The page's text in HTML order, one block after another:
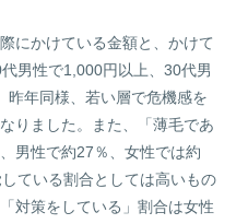
にかけている金額と、かけて
男性で1,000円以上、30代男
昨年同様、若い層で危機感を
りました。また、「薄毛であ
男性で約27％、女性では約
ている割合としては高いもの
対策をしている」割合は女性